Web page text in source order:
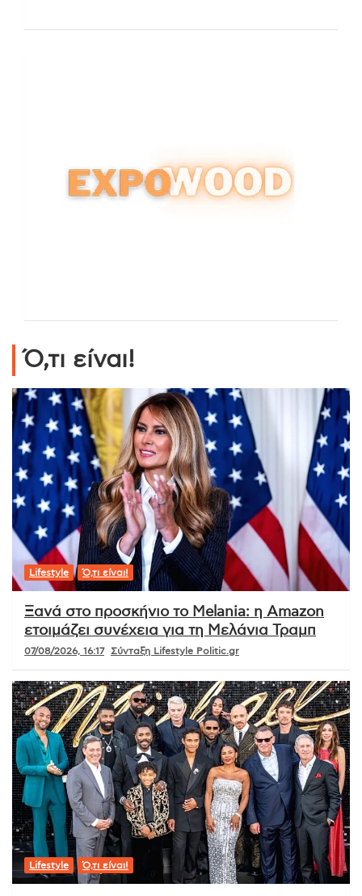
Ό,τι είναι!
Lifestyle Ό,τι είναι!
Ξανά στο προσκήνιο το Melania: η Amazon
ετοιμάζει συνέχεια για τη Μελάνια Τραμπ
07/08/2026, 16:17 Σύνταξη Lifestyle Politic.gr
Lifestyle Ό,τι είναι!